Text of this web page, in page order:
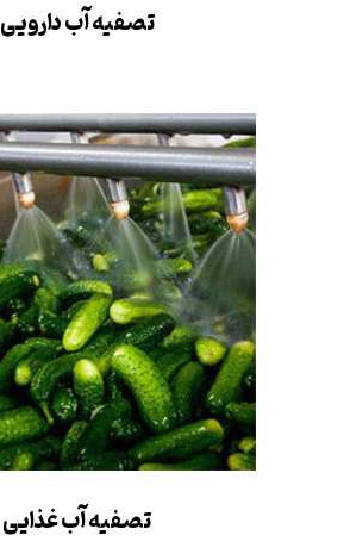
تصفیه آب دارویی
تصفیه آب غذایی